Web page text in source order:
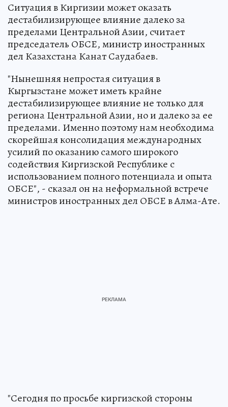
Ситуация в Киргизии может оказать
дестабилизирующее влияние далеко за
пределами Центральной Азии, считает
председатель ОБСЕ, министр иностранных
дел Казахстана Канат Саудабаев.
"Нынешняя непростая ситуация в
Кыргызстане может иметь крайне
дестабилизирующее влияние не только для
региона Центральной Азии, но и далеко за ее
пределами. Именно поэтому нам необходима
скорейшая консолидация международных
усилий по оказанию самого широкого
содействия Киргизской Республике с
использованием полного потенциала и опыта
ОБСЕ", - сказал он на неформальной встрече
министров иностранных дел ОБСЕ в Алма-Ате.
"Сегодня по просьбе киргизской стороны